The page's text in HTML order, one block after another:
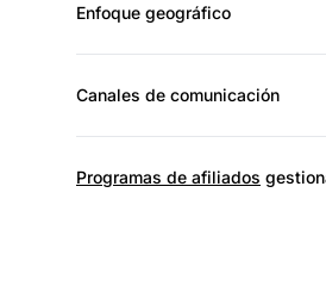
Enfoque geográfico
Canales de comunicación
Programas de afiliados